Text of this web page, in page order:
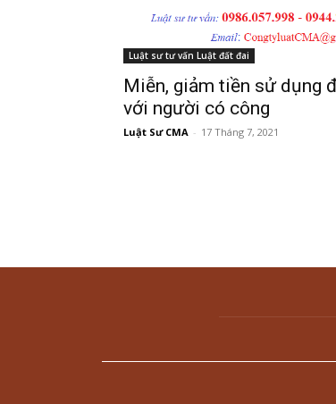
Luật sư tư vấn Luật đất đai
Miễn, giảm tiền sử dụng
với người có công
Luật Sư CMA - 17 Tháng 7, 2021